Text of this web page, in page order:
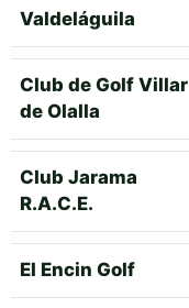
Valdeláguila
Club de Golf Villar
de Olalla
Club Jarama
R.A.C.E.
El Encin Golf